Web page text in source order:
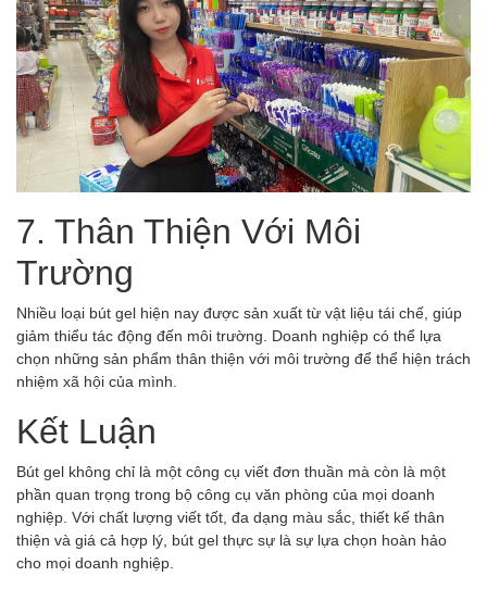
7. Thân Thiện Với Môi
Trường
Nhiều loại bút gel hiện nay được sản xuất từ vật liệu tái chế, giúp
giảm thiểu tác động đến môi trường. Doanh nghiệp có thể lựa
chọn những sản phẩm thân thiện với môi trường để thể hiện trách
nhiệm xã hội của mình.
Kết Luận
Bút gel không chỉ là một công cụ viết đơn thuần mà còn là một
phần quan trọng trong bộ công cụ văn phòng của mọi doanh
nghiệp. Với chất lượng viết tốt, đa dạng màu sắc, thiết kế thân
thiện và giá cả hợp lý, bút gel thực sự là sự lựa chọn hoàn hảo
cho mọi doanh nghiệp.